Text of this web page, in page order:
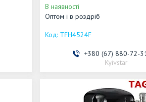
В наявності
Оптом і в роздріб
TFH4524F
+380 (67) 880-72-
Kyivstar